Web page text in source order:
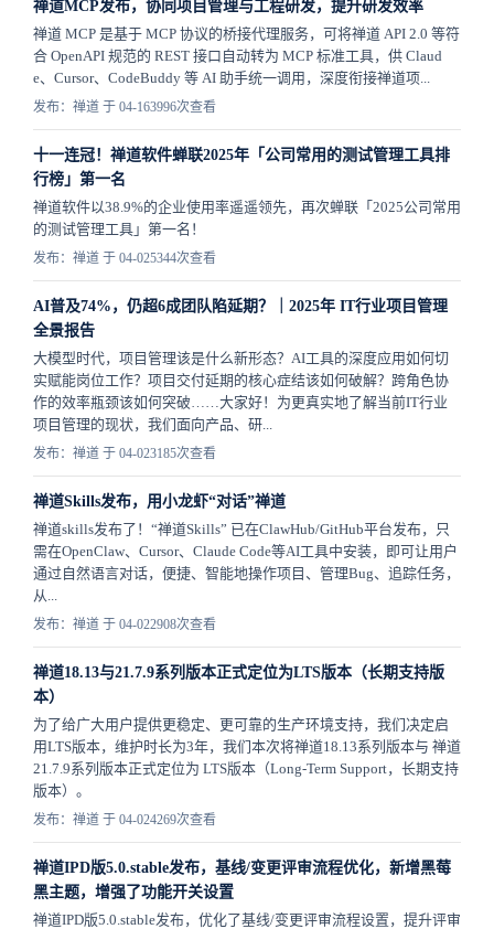
禅道MCP发布，协同项目管理与工程研发，提升研发效率
禅道 MCP 是基于 MCP 协议的桥接代理服务，可将禅道 API 2.0 等符
合 OpenAPI 规范的 REST 接口自动转为 MCP 标准工具，供 Claud
e、Cursor、CodeBuddy 等 AI 助手统一调用，深度衔接禅道项...
发布：禅道 于 04-163996次查看
十一连冠！禅道软件蝉联2025年「公司常用的测试管理工具排
行榜」第一名
禅道软件以38.9%的企业使用率遥遥领先，再次蝉联「2025公司常用
的测试管理工具」第一名！
发布：禅道 于 04-025344次查看
AI普及74%，仍超6成团队陷延期？｜2025年 IT行业项目管理
全景报告
大模型时代，项目管理该是什么新形态？AI工具的深度应用如何切
实赋能岗位工作？项目交付延期的核心症结该如何破解？跨角色协
作的效率瓶颈该如何突破……大家好！为更真实地了解当前IT行业
项目管理的现状，我们面向产品、研...
发布：禅道 于 04-023185次查看
禅道Skills发布，用小龙虾“对话”禅道
禅道skills发布了！“禅道Skills” 已在ClawHub/GitHub平台发布，只
需在OpenClaw、Cursor、Claude Code等AI工具中安装，即可让用户
通过自然语言对话，便捷、智能地操作项目、管理Bug、追踪任务，
从...
发布：禅道 于 04-022908次查看
禅道18.13与21.7.9系列版本正式定位为LTS版本（长期支持版
本）
为了给广大用户提供更稳定、更可靠的生产环境支持，我们决定启
用LTS版本，维护时长为3年，我们本次将禅道18.13系列版本与 禅道
21.7.9系列版本正式定位为 LTS版本（Long-Term Support，长期支持
版本）。
发布：禅道 于 04-024269次查看
禅道IPD版5.0.stable发布，基线/变更评审流程优化，新增黑莓
黑主题，增强了功能开关设置
禅道IPD版5.0.stable发布，优化了基线/变更评审流程设置，提升评审